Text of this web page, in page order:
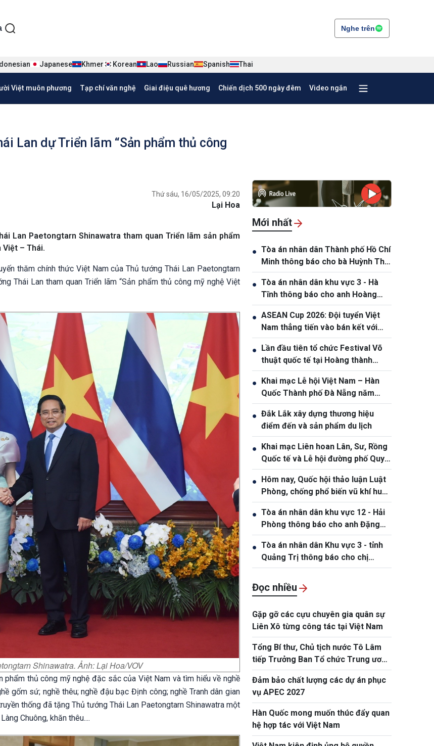
Việt Nghe trên
Japanese Khmer Korean Lao Russian Spanish Thai
Việt muôn phương Tạp chí văn nghệ Giai điệu quê hương Chiến dịch 500 ngày đêm Video ngắn
Lan dự Triển lãm “Sản phẩm thủ công
Thứ sáu, 16/05/2025, 09:20
Lại Hoa
Lan Paetongtarn Shinawatra tham quan Triển lãm sản phẩm
– Thái.
thăm chính thức Việt Nam của Thủ tướng Thái Lan Paetongtarn
Thái Lan tham quan Triển lãm “Sản phẩm thủ công mỹ nghệ Việt
Shinawatra. Ảnh: Lại Hoa/VOV
thủ công mỹ nghệ đặc sắc của Việt Nam và tìm hiểu về nghề
gốm sứ; nghề thêu; nghề đậu bạc Định công; nghề Tranh dân gian
thống đã tặng Thủ tướng Thái Lan Paetongtarn Shinawatra một
Chuông, khăn thêu....
Mới nhất
● Tòa án nhân dân Thành phố Hồ Chí
Minh thông báo cho bà Huỳnh Thị
Nương và bà Huỳnh Thị Lý.
● Tòa án nhân dân khu vực 3 - Hà
Tĩnh thông báo cho anh Hoàng
Phan Anh, sinh năm 1980
● ASEAN Cup 2026: Đội tuyển Việt
Nam thẳng tiến vào bán kết với
thành tích nhất bảng
● Lần đầu tiên tổ chức Festival Võ
thuật quốc tế tại Hoàng thành
Thăng Long
● Khai mạc Lễ hội Việt Nam – Hàn
Quốc Thành phố Đà Nẵng năm
2026
● Đắk Lắk xây dựng thương hiệu
điểm đến và sản phẩm du lịch
● Khai mạc Liên hoan Lân, Sư, Rồng
Quốc tế và Lễ hội đường phố Quy
Nhơn – Gia Lai 2026
● Hôm nay, Quốc hội thảo luận Luật
Phòng, chống phổ biến vũ khí huỷ
diệt hàng loạt
● Tòa án nhân dân khu vực 12 - Hải
Phòng thông báo cho anh Đặng
Hồng Tiệp, sinh ngày 20/5/1989
● Tòa án nhân dân Khu vực 3 - tỉnh
Quảng Trị thông báo cho chị
Phạm Thị Giang, sinh ngày
19/10/1991
Đọc nhiều
Gặp gỡ các cựu chuyên gia quân sự
Liên Xô từng công tác tại Việt Nam
Tổng Bí thư, Chủ tịch nước Tô Lâm
tiếp Trưởng Ban Tổ chức Trung ương
Đảng Nhân dân Cách mạng Lào
Đảm bảo chất lượng các dự án phục
vụ APEC 2027
Hàn Quốc mong muốn thúc đẩy quan
hệ hợp tác với Việt Nam